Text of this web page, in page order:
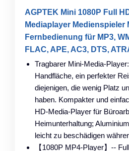
AGPTEK Mini 1080P Full
Mediaplayer Medienspieler
Fernbedienung für MP3,
FLAC, APE, AC3, DTS,
Tragbarer Mini-Media-
Handfläche, ein perfekter
diejenigen, die wenig Platz
haben. Kompakter und
HD-Media-Player für
Heimunterhaltung;
leicht zu beschädigen
【1080P MP4-Player】--